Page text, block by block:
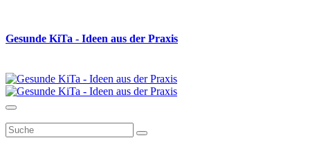
Gesunde KiTa - Ideen aus der Praxis